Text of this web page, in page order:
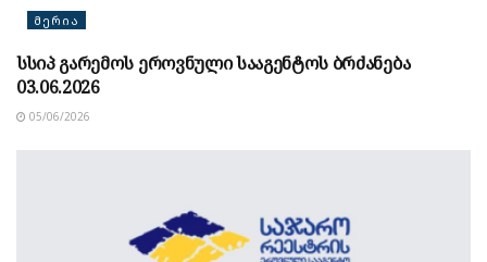
ᲛᲔᲠᲘᲐ
სსიპ გარემოს ეროვნული სააგენტოს ბრძანება
03.06.2026
05/06/2026